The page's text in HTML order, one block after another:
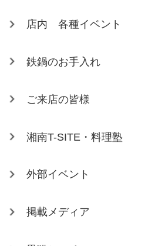
店内 各種イベント
鉄鍋のお手入れ
ご来店の皆様
湘南T-SITE・料理塾
外部イベント
掲載メディア